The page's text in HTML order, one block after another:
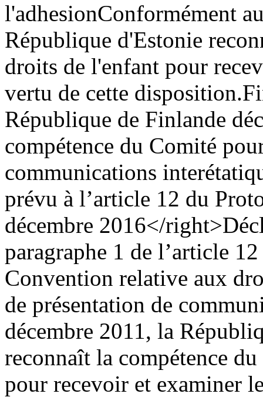
l'adhesionConformément
République d'Estonie
droits de l'enfant pour
vertu de cette disposition.
République de Finlande
compétence du Comité
communications
prévu à l’article 12 du
décembre 2016</right>
paragraphe 1 de l’article
Convention relative aux
de présentation de
décembre 2011, la
reconnaît la compétence
pour recevoir et examiner